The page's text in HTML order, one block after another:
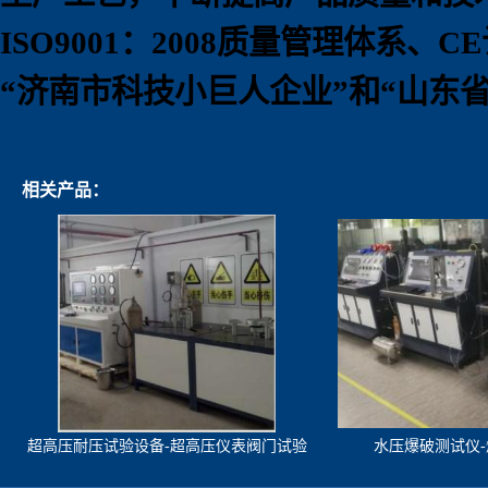
ISO9001 ： 2008质量管理体系、 CE
“济南市科技小巨人企业”和“山东
相关产品：
超高压耐压试验设备-超高压仪表阀门试验
水压爆破测试仪